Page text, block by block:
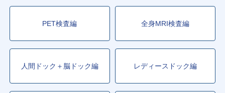
PET検査編 全身MRI検査編
人間ドック＋脳ドック編 レディースドック編